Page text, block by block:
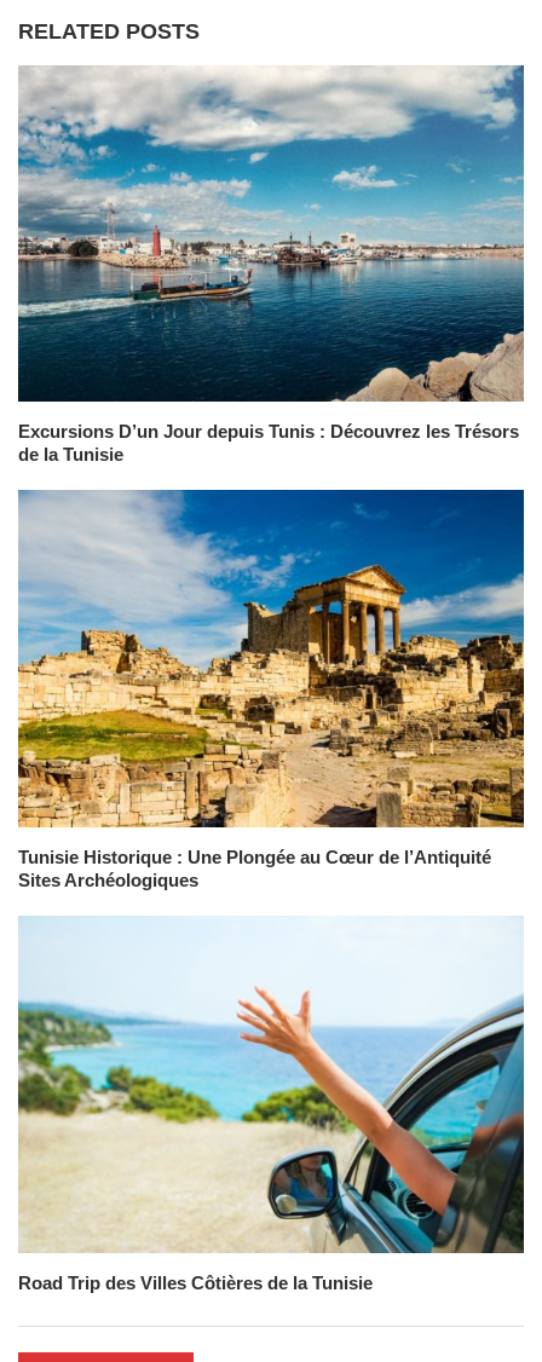
RELATED POSTS
Excursions D’un Jour depuis Tunis : Découvrez les Trésors
de la Tunisie
Tunisie Historique : Une Plongée au Cœur de l’Antiquité
Sites Archéologiques
Road Trip des Villes Côtières de la Tunisie